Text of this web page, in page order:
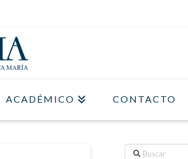
ACADÉMICO CONTACTO
Buscar